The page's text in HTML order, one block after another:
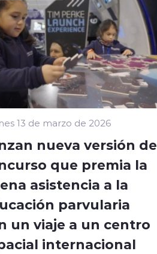
13 de marzo de 2026
nueva versión de
que premia la
asistencia a la
parvularia
un viaje a un centro
internacional